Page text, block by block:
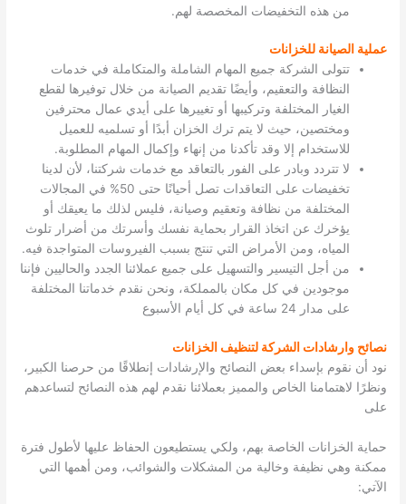
من هذه التخفيضات المخصصة لهم.
عملية الصيانة للخزانات
تتولى الشركة جميع المهام الشاملة والمتكاملة في خدمات
النظافة والتعقيم، وأيضًا تقديم الصيانة من خلال توفيرها لقطع
الغيار المختلفة وتركيبها أو تغييرها على أيدي عمال محترفين
ومختصين، حيث لا يتم ترك الخزان أبدًا أو تسلميه للعميل
للاستخدام إلا وقد تأكدنا من إنهاء وإكمال المهام المطلوبة.
لا تتردد وبادر على الفور بالتعاقد مع خدمات شركتنا، لأن لدينا
تخفيضات على التعاقدات تصل أحيانًا حتى 50% في المجالات
المختلفة من نظافة وتعقيم وصيانة، فليس لذلك ما يعيقك أو
يؤخرك عن اتخاذ القرار بحماية نفسك وأسرتك من أضرار تلوث
المياه، ومن الأمراض التي تنتج بسبب الفيروسات المتواجدة فيه.
من أجل التيسير والتسهيل على جميع عملائنا الجدد والحاليين فإننا
موجودين في كل مكان بالمملكة، ونحن نقدم خدماتنا المختلفة
على مدار 24 ساعة في كل أيام الأسبوع
نصائح وارشادات الشركة لتنظيف الخزانات
نود أن نقوم بإسداء بعض النصائح والإرشادات إنطلاقًا من حرصنا الكبير،
ونظرًا لاهتمامنا الخاص والمميز بعملائنا نقدم لهم هذه النصائح لتساعدهم
على
حماية الخزانات الخاصة بهم، ولكي يستطيعون الحفاظ عليها لأطول فترة
ممكنة وهي نظيفة وخالية من المشكلات والشوائب، ومن أهمها التي
الآتي: